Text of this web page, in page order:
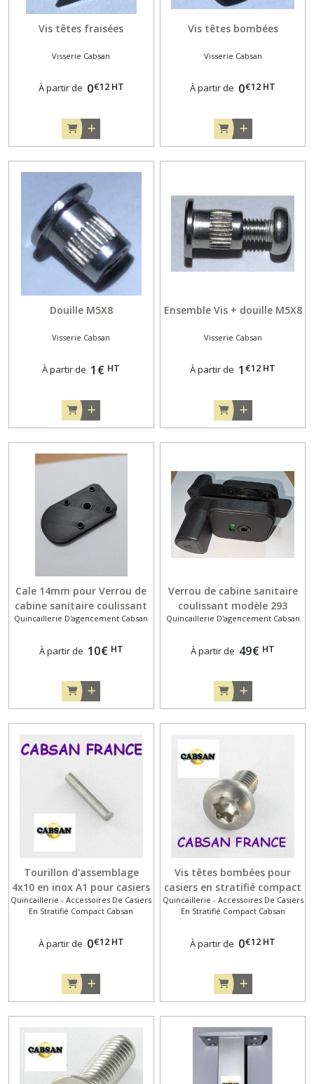
Vis têtes fraisées
Visserie Cabsan
À partir de 0€12 HT
Vis têtes bombées
Visserie Cabsan
À partir de 0€12 HT
Douille M5X8
Visserie Cabsan
À partir de 1 € HT
Ensemble Vis + douille M5X8
Visserie Cabsan
À partir de 1 €12 HT
Cale 14mm pour Verrou de
cabine sanitaire coulissant
modèle 293
Quincaillerie D'agencement Cabsan
À partir de 10€ HT
Verrou de cabine sanitaire
coulissant modèle 293
Quincaillerie D'agencement Cabsan
À partir de 49€ HT
Tourillon d'assemblage
4x10 en inox A1 pour casiers
en stratifié compact
Quincaillerie - Accessoires De Casiers
En Stratifié Compact Cabsan
À partir de 0€12 HT
Vis têtes bombées pour
casiers en stratifié compact
Quincaillerie - Accessoires De Casiers
En Stratifié Compact Cabsan
À partir de 0€12 HT